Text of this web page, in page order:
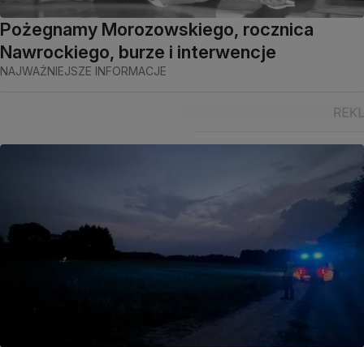
Pożegnamy Morozowskiego, rocznica
Nawrockiego, burze i interwencje
NAJWAŻNIEJSZE INFORMACJE